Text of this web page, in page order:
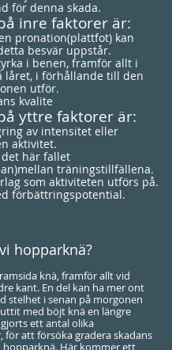
för denna skada.
inre faktorer är:
pronation(plattfot) kan
besvär uppstår.
i benen, framför allt i
låret, i förhållande till den
utför.
kvalite
yttre faktorer är:
av intensitet eller
aktivitet.
här fallet
träningstillfällena.
som aktiviteten utförs på.
förbättringspotential.
hopparknä?
knä, framför allt vid
kant. En del kan ha mer ont
stelhet i senan på morgonen
med böjt knä en längre
ett antal olika
för att försöka gradera skadans
Här kommer ett